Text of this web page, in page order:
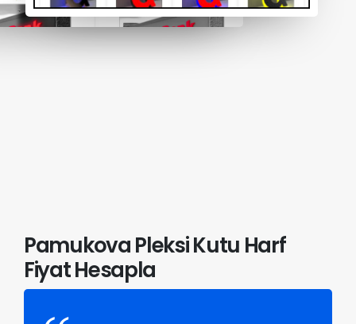
Pamukova Pleksi Kutu Harf
Fiyat Hesapla